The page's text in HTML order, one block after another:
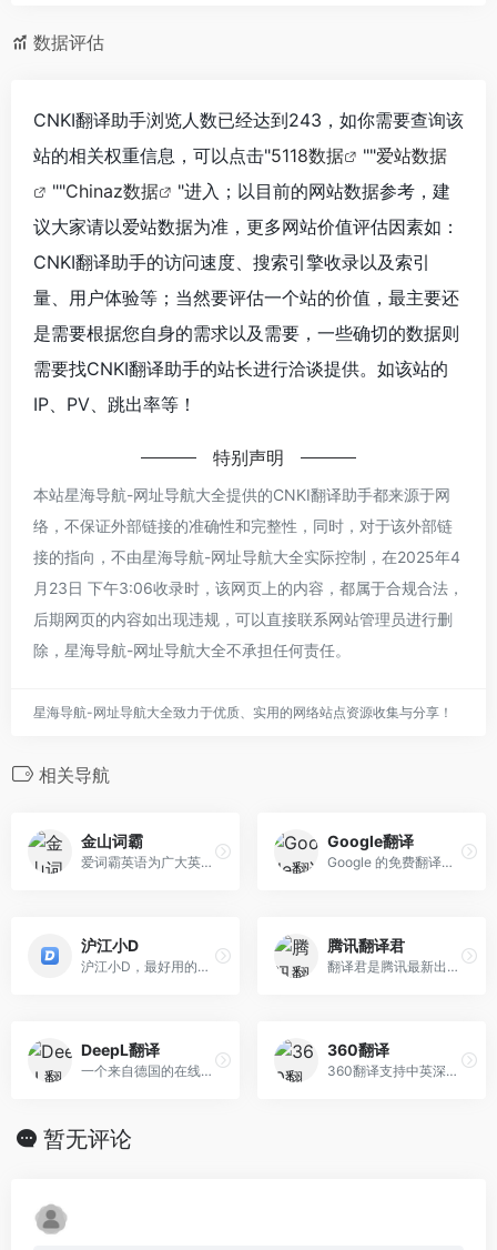
数据评估
CNKI翻译助手浏览人数已经达到243，如你需要查询该
站的相关权重信息，可以点击"5118数据 ""爱站数据
""Chinaz数据
"进入；以目前的网站数据参考，建
议大家请以爱站数据为准，更多网站价值评估因素如：
CNKI翻译助手的访问速度、搜索引擎收录以及索引
量、用户体验等；当然要评估一个站的价值，最主要还
是需要根据您自身的需求以及需要，一些确切的数据则
需要找CNKI翻译助手的站长进行洽谈提供。如该站的
IP、PV、跳出率等！
特别声明
本站星海导航-网址导航大全提供的CNKI翻译助手都来源于网
络，不保证外部链接的准确性和完整性，同时，对于该外部链
接的指向，不由星海导航-网址导航大全实际控制，在2025年4
月23日 下午3:06收录时，该网页上的内容，都属于合规合法，
后期网页的内容如出现违规，可以直接联系网站管理员进行删
除，星海导航-网址导航大全不承担任何责任。
星海导航-网址导航大全致力于优质、实用的网络站点资源收集与分享！
相关导航
金山词霸
爱词霸英语为广大英语学习爱好者提供金山词霸、在线词典、在线翻译、英语学习资料、英语歌曲、英语真题在线测试、汉语查词等服务,爱词霸英语在线查词 和在线翻译频道致力于为您提供优质的在线查词及在线翻译服务
Google翻译
Google 的免费翻译服务可提供简体中文和另外 100 多种语言之间的互译功能，可让您即时翻译字词、短语和网页内容。
沪江小D
沪江小D，最好用的在线词典，拥有丰富可靠的词典数据，提供权威准确的英、日、法、韩、西班牙、德语在线查词、在线翻译服务。
腾讯翻译君
翻译君是腾讯最新出品的实时会话翻译软件，支持中、英、日、韩等多门语言。具有精准语言识别，高效、免费等特点。非常适用于境外旅游、对外交流、口语练习等情境，让你体验同声传译般的流畅和快感。
DeepL翻译
一个来自德国的在线翻译软件，翻译速度快，翻译准确，支持28种语言翻译，我们经常见的语言基本上都包括了。
360翻译
360翻译支持中英深度互译，提供生词释义、权威词典、双语例句等优质英语学习资源，360NMT(神经网络机器翻译)智能加持，更熟悉国人表达习惯！
暂无评论